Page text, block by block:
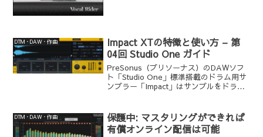
DTM・DAW・作曲
Impact XTの特徴と使い方 – 第
04回 Studio One ガイド
PreSonus（プリソーナス）のDAWソフ
ト「Studio One」標準搭載のドラム用サ
ンプラー「Impact」はサンプルをドラッ
2018年05月に登場した「Studi...
DTM・DAW・作曲
保護中: マスタリングができれば
有償オンライン配信は可能